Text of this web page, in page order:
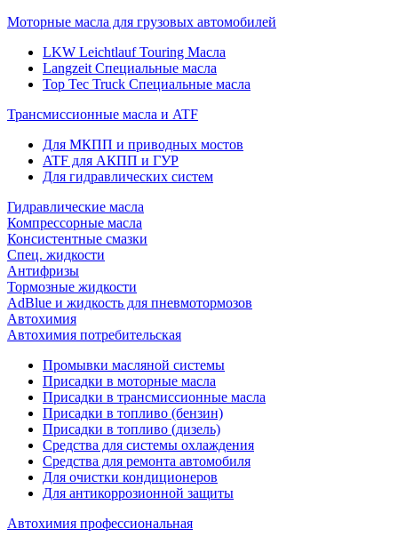
Моторные масла для грузовых автомобилей
LKW Leichtlauf Touring Масла
Langzeit Специальные масла
Top Tec Truck Специальные масла
Трансмиссионные масла и ATF
Для МКПП и приводных мостов
ATF для АКПП и ГУР
Для гидравлических систем
Гидравлические масла
Компрессорные масла
Консистентные смазки
Спец. жидкости
Антифризы
Тормозные жидкости
AdBlue и жидкость для пневмотормозов
Автохимия
Автохимия потребительская
Промывки масляной системы
Присадки в моторные масла
Присадки в трансмиссионные масла
Присадки в топливо (бензин)
Присадки в топливо (дизель)
Средства для системы охлаждения
Средства для ремонта автомобиля
Для очистки кондиционеров
Для антикоррозионной защиты
Автохимия профессиональная